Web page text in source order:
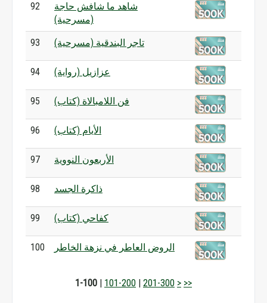
92
شاهد ما شافش حاجة
(مسرحية)
93 تاجر البندقية (مسرحية)
94 عزازيل (رواية)
95 فن اللامبالاة (كتاب)
96 الأيام (كتاب)
97 الأربعون النووية
98 ذاكرة الجسد
99 كفاحي (كتاب)
100 الروض العاطر في نزهة الخاطر
1-100 | 101-200 | 201-300 > >>